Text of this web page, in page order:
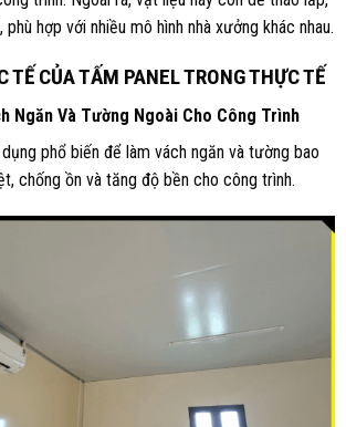
hợp với nhiều mô hình nhà xưởng khác nhau.
TẾ CỦA TẤM PANEL TRONG THỰC TẾ
Ngăn Và Tường Ngoài Cho Công Trình
phổ biến để làm vách ngăn và tường bao
chống ồn và tăng độ bền cho công trình.